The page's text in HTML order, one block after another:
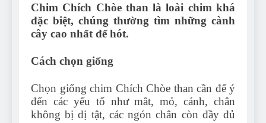
Chim Chích Chòe than là loài chim khá
đặc biệt, chúng thường tìm những cành
cây cao nhất để hót.
Cách chọn giống
Chọn giống chim Chích Chòe than cần để ý
đến các yếu tố như mắt, mỏ, cánh, chân
không bị dị tật, các ngón chân còn đầy đủ